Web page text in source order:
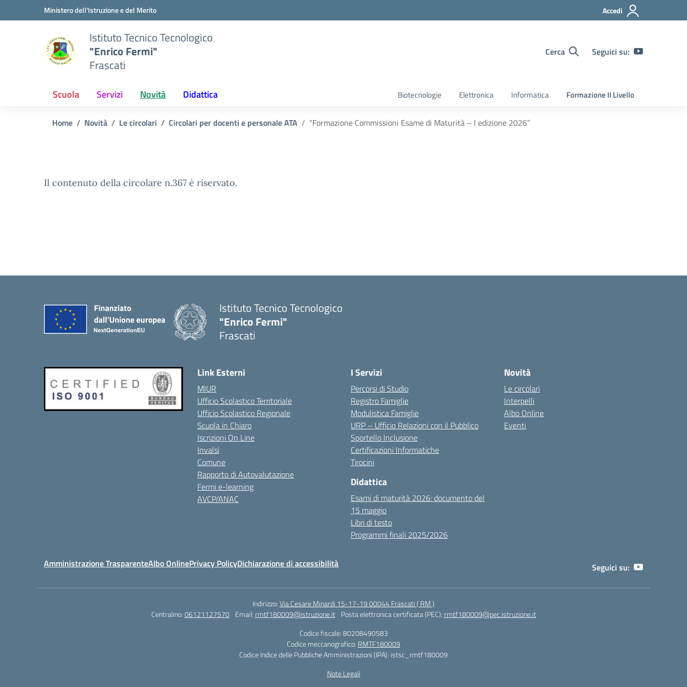
Vai ai contenuti
Vai al menu di navigazioneMinistero dell'Istruzione e del Merito Accedi
Istituto Tecnico Tecnologico
"Enrico Fermi"
Frascati
Cerca Seguici su:
Scuola Servizi Novità Didattica Biotecnologie Elettronica Informatica Formazione II Livello
Home Novità Le circolari Circolari per docenti e personale ATA “Formazione Commissioni Esame di Maturità – I edizione 2026”
Il contenuto della circolare n.367 è riservato.
Istituto Tecnico Tecnologico
"Enrico Fermi"
Frascati
Link Esterni
MIUR
Ufficio Scolastico Territoriale
Ufficio Scolastico Regionale
Scuola in Chiaro
Iscrizioni On Line
Invalsi
Comune
Rapporto di Autovalutazione
Fermi e-learning
AVCP/ANAC
I Servizi
Percorsi di Studio
Registro Famiglie
Modulistica Famiglie
URP – Ufficio Relazioni con il Pubblico
Sportello Inclusione
Certificazioni Informatiche
Tirocini
Didattica
Esami di maturità 2026: documento del
15 maggio
Libri di testo
Programmi finali 2025/2026
Novità
Le circolari
Interpelli
Albo Online
Eventi
Amministrazione TrasparenteAlbo OnlinePrivacy PolicyDichiarazione di accessibilità Seguici su:
Indirizzo:Via Cesare Minardi 15-17-19 00044 Frascati ( RM )
Centralino:06121127570 Email: rmtf180009@istruzione.it Posta elettronica certificata (PEC): rmtf180009@pec.istruzione.it
Codice fiscale: 80208490583
Codice meccanografico: RMTF180009
Codice Indice delle Pubbliche Amministrazioni (IPA): istsc_rmtf180009
Note Legali